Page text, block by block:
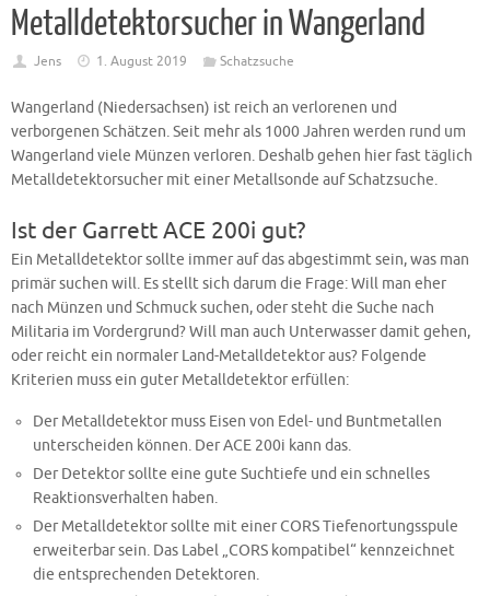
Metalldetektorsucher in Wangerland
Jens 1. August 2019 Schatzsuche
Wangerland (Niedersachsen) ist reich an verlorenen und
verborgenen Schätzen. Seit mehr als 1000 Jahren werden rund um
Wangerland viele Münzen verloren. Deshalb gehen hier fast täglich
Metalldetektorsucher mit einer Metallsonde auf Schatzsuche.
Ist der Garrett ACE 200i gut?
Ein Metalldetektor sollte immer auf das abgestimmt sein, was man
primär suchen will. Es stellt sich darum die Frage: Will man eher
nach Münzen und Schmuck suchen, oder steht die Suche nach
Militaria im Vordergrund? Will man auch Unterwasser damit gehen,
oder reicht ein normaler Land-Metalldetektor aus? Folgende
Kriterien muss ein guter Metalldetektor erfüllen:
Der Metalldetektor muss Eisen von Edel- und Buntmetallen
unterscheiden können. Der ACE 200i kann das.
Der Detektor sollte eine gute Suchtiefe und ein schnelles
Reaktionsverhalten haben.
Der Metalldetektor sollte mit einer CORS Tiefenortungsspule
erweiterbar sein. Das Label „CORS kompatibel“ kennzeichnet
die entsprechenden Detektoren.